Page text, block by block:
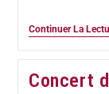
Continuer La
Concert